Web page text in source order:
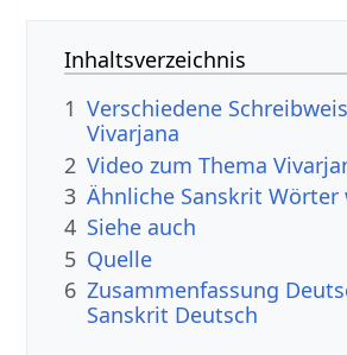
Inhaltsverzeichnis
1 Verschiedene
Vivarjana
2 Video zum Thema
3 Ähnliche Sanskrit Wörter
4 Siehe auch
5 Quelle
6 Zusammenfassung
Sanskrit Deutsch